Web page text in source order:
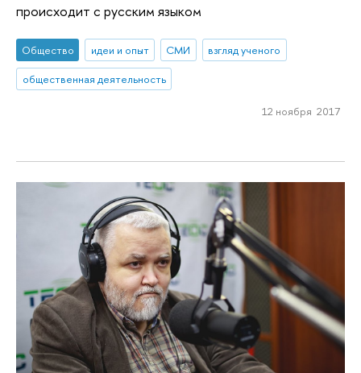
происходит с русским языком
Общество идеи и опыт СМИ
взгляд ученого
общественная деятельность
12 ноября 2017